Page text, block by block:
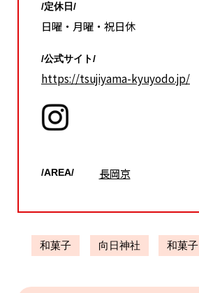
/定休日/
日曜・月曜・祝日休
/公式サイト/
https://tsujiyama-kyuyodo.jp/
/AREA/ 長岡京
和菓子 向日神社 和菓子